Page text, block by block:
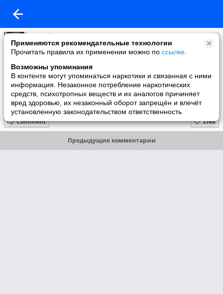
Применяются рекомендательные технологии
Прочитать правила их применении можно по ссылке
Возможны упоминания
В контенте могут упоминаться наркотики и связанная с ними
информация. Незаконное потребление наркотических
средств, психотропных веществ и их аналогов причиняет
вред здоровью, их незаконный оборот запрещён и влечёт
установленную законодательством ответственность
Сергей Гаврилин
added a photo
26 Dec в 11:13
Like
Comment
Предыдущие комментарии